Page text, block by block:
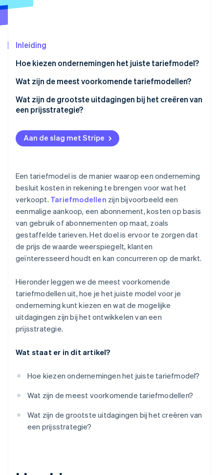
Oprichting van een start-up
Identity
Stripe Sessions 2026
Nu bekijken
Inleiding
Hoe kiezen ondernemingen het juiste tariefmodel?
Hoe verwachten klanten te betalen voor je product?
Welke prijs voelt juist aan bij klanten?
Wat is het groeiplan van de onderneming?
Klopt de rekensom?
Wat zijn de meest voorkomende tariefmodellen?
Vaste tarieven
Gestaffelde tarieven
Tarieven op basis van gebruik
Hybride tarieven
Wat zijn de grootste uitdagingen bij het creëren van
een prijsstrategie?
De juiste prijs vinden
Gelijke tred houden met de markt
Kortingen strategisch inzetten
Gestaffelde tarieven structureren
Omgaan met prijsstijgingen
Van tarieven een concurrentievoordeel maken
Aan de slag met Stripe
Een tariefmodel is de manier waarop een onderneming
besluit kosten in rekening te brengen voor wat het
verkoopt. Tariefmodellen zijn bijvoorbeeld een
eenmalige aankoop, een abonnement, kosten op basis
van gebruik of abonnementen op maat, zoals
gestaffelde tarieven. Het doel is ervoor te zorgen dat
de prijs de waarde weerspiegelt, klanten
geïnteresseerd houdt en kan concurreren op de markt.
Hieronder leggen we de meest voorkomende
tariefmodellen uit, hoe je het juiste model voor je
onderneming kunt kiezen en wat de mogelijke
uitdagingen zijn bij het ontwikkelen van een
prijsstrategie.
Wat staat er in dit artikel?
Hoe kiezen ondernemingen het juiste tariefmodel?
Wat zijn de meest voorkomende tariefmodellen?
Wat zijn de grootste uitdagingen bij het creëren van
een prijsstrategie?